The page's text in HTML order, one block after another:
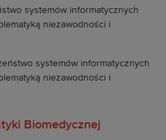
systemów informatycznych
niezawodności i
Biomedycznej